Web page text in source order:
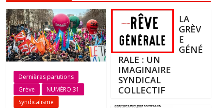
Dernières parutions
Grève
NUMÉRO 31
Syndicalisme
LA
GRÈV
E
GÉNÉ
RALE : UN
IMAGINAIRE
SYNDICAL
COLLECTIF